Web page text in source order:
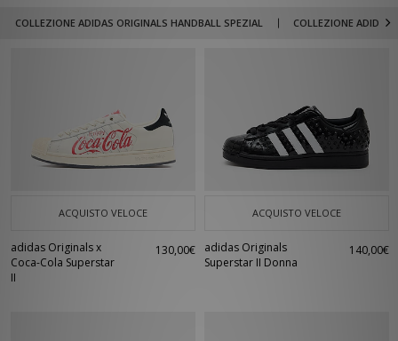
COLLEZIONE ADIDAS ORIGINALS HANDBALL SPEZIAL COLLEZIONE ADIDAS
La Superstar è una delle più grandi di tutti i tempi. Inizialmente, nel 1970,
era una scarpa da basket dal taglio basso che ben presto fu indossata dai
a conchiglia in gomma. Negli anni successivi, la Superstar esce dai campi
da basket ed entra a gamba tesa nel mondo dell'hip-hop, grazie a volti
noti della musica quali Beastie Boys e Run DMC. Da allora, la Superstar è
un pilastro dello streetwear e nel 2020 ha festeggiato il suo 50°
ACQUISTO VELOCE
adidas Originals x
Coca-Cola Superstar
II
130,00€
ACQUISTO VELOCE
adidas Originals
Superstar II Donna
140,00€